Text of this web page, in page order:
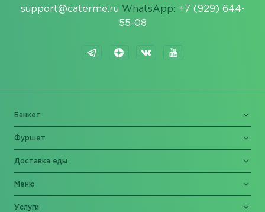
support@caterme.ru WhatsApp: +7 (929) 644-
55-08
Банкет
Фуршет
Доставка еды
Меню
Услуги